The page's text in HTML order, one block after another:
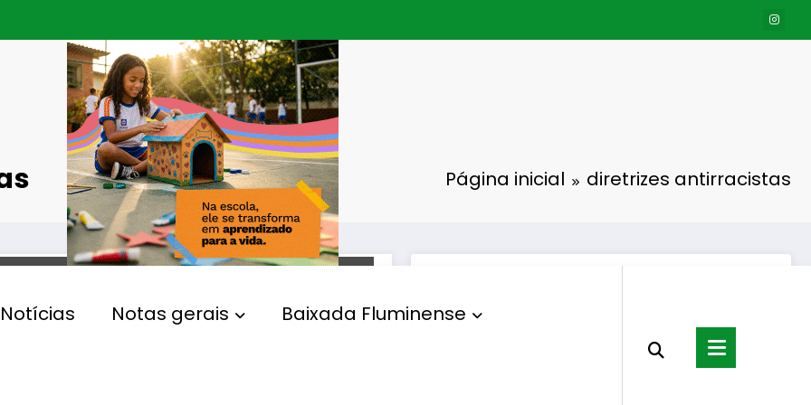
Notícias Notas gerais Baixada Fluminense
Página inicial diretrizes antirracistas
Resolução da Secretaria